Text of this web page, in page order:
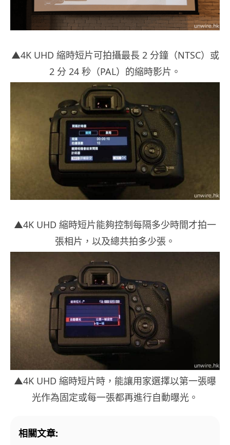
▲4K UHD 縮時短片可拍攝最長 2 分鐘（NTSC）或
2 分 24 秒（PAL）的縮時影片。
▲4K UHD 縮時短片能夠控制每隔多少時間才拍一
張相片，以及總共拍多少張。
▲4K UHD 縮時短片時，能讓用家選擇以第一張曝
光作為固定或每一張都再進行自動曝光。
相關文章: